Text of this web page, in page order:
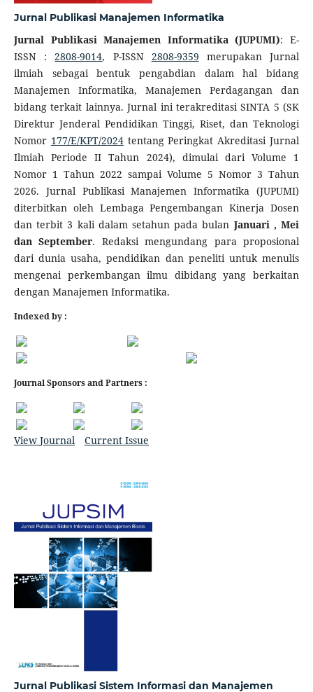
Jurnal Publikasi Manajemen Informatika
Jurnal Publikasi Manajemen Informatika (JUPUMI): E-
ISSN : 2808-9014, P-ISSN 2808-9359 merupakan Jurnal
ilmiah sebagai bentuk pengabdian dalam hal bidang
Manajemen Informatika, Manajemen Perdagangan dan
bidang terkait lainnya. Jurnal ini terakreditasi SINTA 5 (SK
Direktur Jenderal Pendidikan Tinggi, Riset, dan Teknologi
Nomor 177/E/KPT/2024tentang Peringkat Akreditasi Jurnal
Ilmiah Periode II Tahun 2024), dimulai dari Volume 1
Nomor 1 Tahun 2022 sampai Volume 5 Nomor 3 Tahun
2026. Jurnal Publikasi Manajemen Informatika (JUPUMI)
diterbitkan oleh Lembaga Pengembangan Kinerja Dosen
dan terbit 3 kali dalam setahun pada bulan Januari , Mei
dan September. Redaksi mengundang para proposional
dari dunia usaha, pendidikan dan peneliti untuk menulis
mengenai perkembangan ilmu dibidang yang berkaitan
dengan Manajemen Informatika.
Indexed by :
Journal Sponsors and Partners :
View Journal Current Issue
Jurnal Publikasi Sistem Informasi dan Manajemen